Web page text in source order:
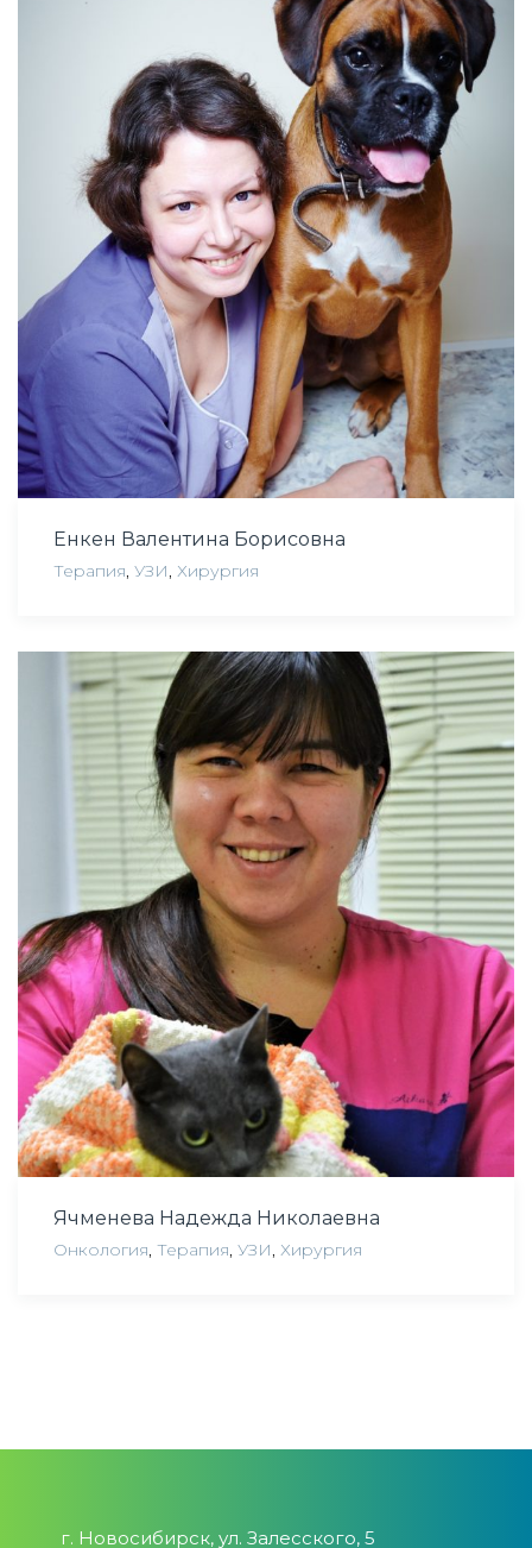
Енкен Валентина Борисовна
Терапия, УЗИ, Хирургия
Ячменева Надежда Николаевна
Онкология, Терапия, УЗИ, Хирургия
г. Новосибирск, ул. Залесского, 5